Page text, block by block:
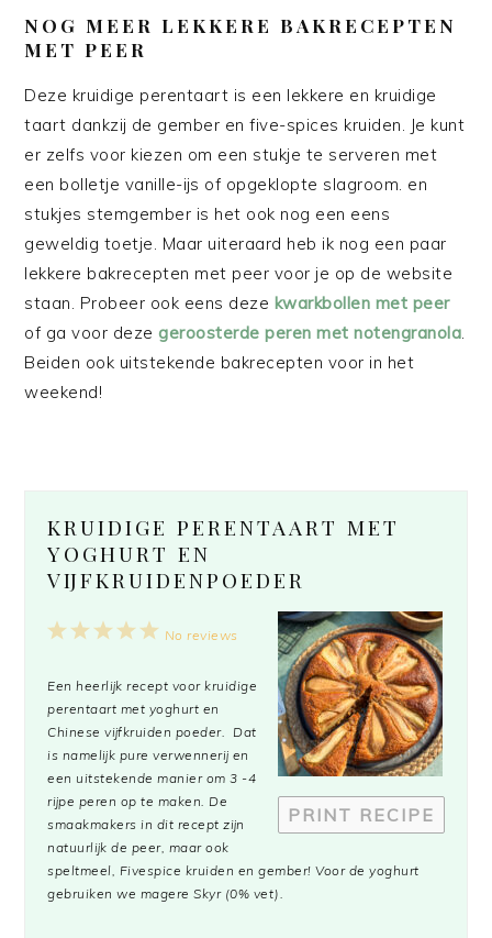
NOG MEER LEKKERE BAKRECEPTEN
MET PEER
Deze kruidige perentaart is een lekkere en kruidige
taart dankzij de gember en five-spices kruiden. Je kunt
er zelfs voor kiezen om een stukje te serveren met
een bolletje vanille-ijs of opgeklopte slagroom. en
stukjes stemgember is het ook nog een eens
geweldig toetje. Maar uiteraard heb ik nog een paar
lekkere bakrecepten met peer voor je op de website
staan. Probeer ook eens deze kwarkbollen met peer
of ga voor dezegeroosterde peren met notengranola
Beiden ook uitstekende bakrecepten voor in het
weekend!
KRUIDIGE PERENTAART MET
YOGHURT EN
VIJFKRUIDENPOEDER
PRINT RECIPE
5
4
3
2
1
No reviews
Een heerlijk recept voor kruidige
perentaart met yoghurt en
Chinese vijfkruiden poeder. Dat
is namelijk pure verwennerij en
een uitstekende manier om 3 -4
rijpe peren op te maken. De
smaakmakers in dit recept zijn
natuurlijk de peer, maar ook
speltmeel, Fivespice kruiden en gember! Voor de yoghurt
gebruiken we magere Skyr (0% vet).